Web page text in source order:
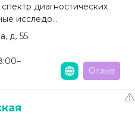
диагностических
исследо...
д. 55
Отзыв